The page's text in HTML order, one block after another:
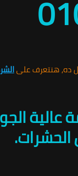
ده، هنتعرف على
عالية